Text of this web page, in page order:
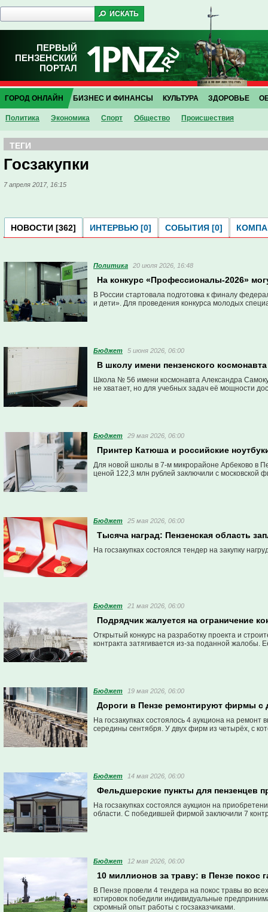
ПЕРВЫЙ
ПЕНЗЕНСКИЙ
ПОРТАЛ
ГОРОД ОНЛАЙН
Политика Экономика Спорт Общество Проиcшествия
БИЗНЕС И ФИНАНСЫ КУЛЬТУРА ЗДОРОВЬЕ
ТЕГИ
Госзакупки
7 апреля 2017, 16:15
НОВОСТИ [362] ИНТЕРВЬЮ [0] СОБЫТИЯ [0]
Политика 20 июля 2026, 16:48
На конкурс «Профессионалы-2026»
В России стартовала подготовка к финалу
и дети». Для проведения конкурса молодых
Бюджет 5 июня 2026, 06:00
В школу имени пензенского
Школа № 56 имени космонавта Александра
не хватает, но для учебных задач её мощности
Бюджет 29 мая 2026, 06:00
Принтер Катюша и российские
Для новой школы в 7-м микрорайоне Арбеково в
ценой 122,3 млн рублей заключили с московской
Бюджет 25 мая 2026, 06:00
Тысяча наград: Пензенская область
На госзакупках состоялся тендер на закупку
Бюджет 21 мая 2026, 06:00
Подрядчик жалуется на ограничение
Открытый конкурс на разработку проекта и
контракта затягивается из-за поданной жалобы.
Бюджет 19 мая 2026, 06:00
Дороги в Пензе ремонтируют фирмы с
На госзакупках состоялось 4 аукциона на
середины сентября. У двух фирм из четырёх, с
Бюджет 14 мая 2026, 06:00
Фельдшерские пункты для пензенцев
На госзакупках состоялся аукцион на
области. С победившей фирмой заключили 7
Бюджет 12 мая 2026, 06:00
10 миллионов за траву: в Пензе
В Пензе провели 4 тендера на покос травы во
котировок победили индивидуальные
скромный опыт работы с госзаказчиками.